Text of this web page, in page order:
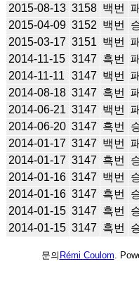
2015-08-13 3158 백번 패
2015-04-09 3152 백번
2015-03-17 3151 백번 패
2014-11-15 3147 흑번 패
2014-11-11
3147 백번 패
2014-08-18 3147 흑번 패
2014-06-21 3147 백번 패
2014-06-20 3147 흑번
2014-01-17 3147 백번 패
2014-01-17 3147 흑번
2014-01-16 3147 백번
2014-01-16 3147 흑번
2014-01-15 3147 흑번
2014-01-15 3147 흑번
문의 Rémi Coulom .